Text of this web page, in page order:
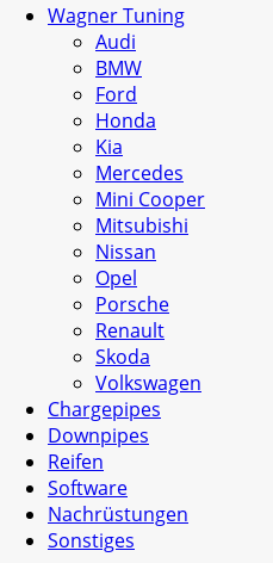
Wagner Tuning
Audi
BMW
Ford
Honda
Kia
Mercedes
Mini Cooper
Mitsubishi
Nissan
Opel
Porsche
Renault
Skoda
Volkswagen
Chargepipes
Downpipes
Reifen
Software
Nachrüstungen
Sonstiges